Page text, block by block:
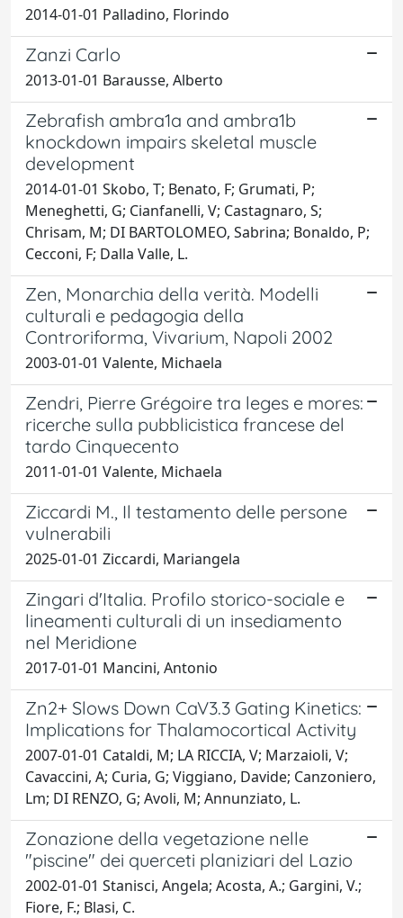
2014-01-01 Palladino, Florindo
Zanzi Carlo
2013-01-01 Barausse, Alberto
Zebrafish ambra1a and ambra1b
knockdown impairs skeletal muscle
development
2014-01-01 Skobo, T; Benato, F; Grumati, P;
Meneghetti, G; Cianfanelli, V; Castagnaro, S;
Chrisam, M; DI BARTOLOMEO, Sabrina; Bonaldo, P;
Cecconi, F; Dalla Valle, L.
Zen, Monarchia della verità. Modelli
culturali e pedagogia della
Controriforma, Vivarium, Napoli 2002
2003-01-01 Valente, Michaela
Zendri, Pierre Grégoire tra leges e mores:
ricerche sulla pubblicistica francese del
tardo Cinquecento
2011-01-01 Valente, Michaela
Ziccardi M., Il testamento delle persone
vulnerabili
2025-01-01 Ziccardi, Mariangela
Zingari d'Italia. Profilo storico-sociale e
lineamenti culturali di un insediamento
nel Meridione
2017-01-01 Mancini, Antonio
Zn2+ Slows Down CaV3.3 Gating Kinetics:
Implications for Thalamocortical Activity
2007-01-01 Cataldi, M; LA RICCIA, V; Marzaioli, V;
Cavaccini, A; Curia, G; Viggiano, Davide; Canzoniero,
Lm; DI RENZO, G; Avoli, M; Annunziato, L.
Zonazione della vegetazione nelle
"piscine" dei querceti planiziari del Lazio
2002-01-01 Stanisci, Angela; Acosta, A.; Gargini, V.;
Fiore, F.; Blasi, C.